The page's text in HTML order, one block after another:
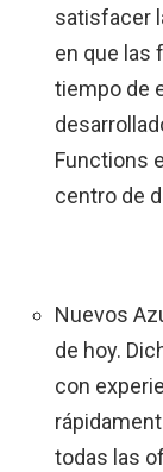
satisfacer
en que las
tiempo de
Functions
centro de
Nuevos
de hoy.
con
todas las